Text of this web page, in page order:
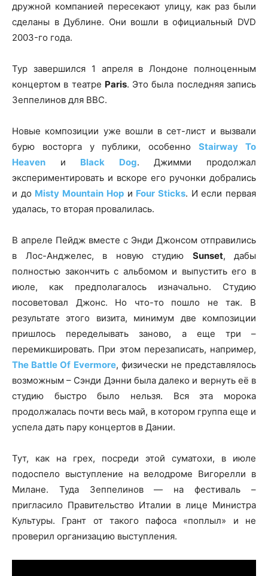
дружной компанией пересекают улицу, как раз были
сделаны в Дублине. Они вошли в официальный DVD
2003-го года.
Тур завершился 1 апреля в Лондоне полноценным
концертом в театре Paris. Это была последняя запись
Зеппелинов для ВВС.
Новые композиции уже вошли в сет-лист и вызвали
бурю восторга у публики, особенноStairway To
Heaven и Black Dog. Джимми продолжал
экспериментировать и вскоре его ручонки добрались
и до Misty Mountain Hopи Four Sticks. И если первая
удалась, то вторая провалилась.
В апреле Пейдж вместе с Энди Джонсом отправились
в Лос-Анджелес, в новую студию Sunset, дабы
полностью закончить с альбомом и выпустить его в
июле, как предполагалось изначально. Студию
посоветовал Джонс. Но что-то пошло не так. В
результате этого визита, минимум две композиции
пришлось переделывать заново, а еще три –
перемикшировать. При этом перезаписать, например,
The Battle Of Evermore, физически не представлялось
возможным – Сэнди Дэнни была далеко и вернуть её в
студию быстро было нельзя. Вся эта морока
продолжалась почти весь май, в котором группа еще и
успела дать пару концертов в Дании.
Тут, как на грех, посреди этой суматохи, в июле
подоспело выступление на велодроме Вигорелли в
Милане. Туда Зеппелинов — на фестиваль –
пригласило Правительство Италии в лице Министра
Культуры. Грант от такого пафоса «поплыл» и не
проверил организацию выступления.